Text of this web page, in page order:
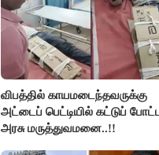
விபத்தில் காயமடைந்தவருக்கு
அட்டைப் பெட்டியில் கட்டுப் போட்ட
அரசு மருத்துவமனை..!!